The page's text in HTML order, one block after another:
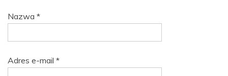
Nazwa *
Adres e-mail *